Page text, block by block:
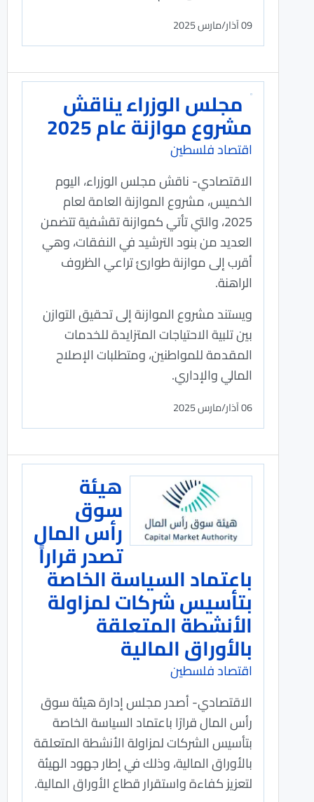
09 آذار/مارس 2025
مجلس الوزراء يناقش
مشروع موازنة عام 2025
اقتصاد فلسطين
الاقتصادي- ناقش مجلس الوزراء، اليوم
الخميس، مشروع الموازنة العامة لعام
2025، والتي تأتي كموازنة تقشفية تتضمن
العديد من بنود الترشيد في النفقات، وهي
أقرب إلى موازنة طوارئ تراعي الظروف
الراهنة.
ويستند مشروع الموازنة إلى تحقيق التوازن
بين تلبية الاحتياجات المتزايدة للخدمات
المقدمة للمواطنين، ومتطلبات الإصلاح
المالي والإداري.
06 آذار/مارس 2025
هيئة
سوق
رأس المال
تصدر قراراً
باعتماد السياسة الخاصة
بتأسيس شركات لمزاولة
الأنشطة المتعلقة
بالأوراق المالية
اقتصاد فلسطين
الاقتصادي- أصدر مجلس إدارة هيئة سوق
رأس المال قرارًا باعتماد السياسة الخاصة
بتأسيس الشركات لمزاولة الأنشطة المتعلقة
بالأوراق المالية، وذلك في إطار جهود الهيئة
لتعزيز كفاءة واستقرار قطاع الأوراق المالية.